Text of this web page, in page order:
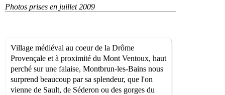
Photos prises en juillet 2009
Village médiéval au coeur de la Drôme
Provençale et à proximité du Mont Ventoux, haut
perché sur une falaise, Montbrun-les-Bains nous
surprend beaucoup par sa splendeur, que l'on
vienne de Sault, de Séderon ou des gorges du